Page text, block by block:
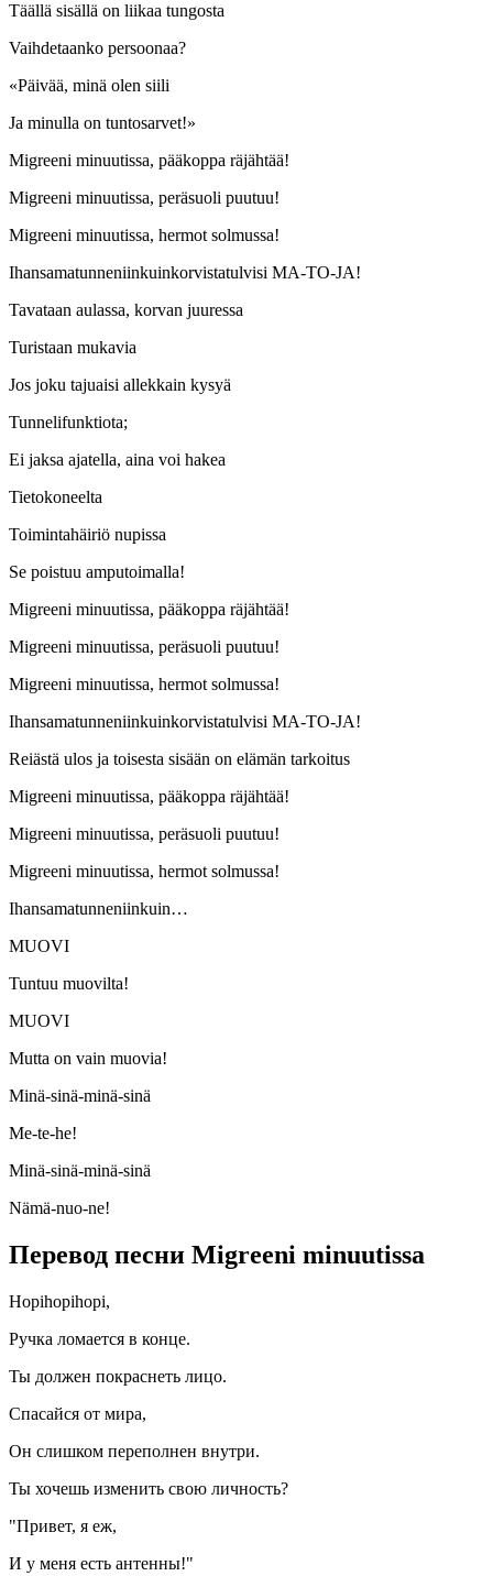
Täällä sisällä on liikaa tungosta
Vaihdetaanko persoonaa?
«Päivää, minä olen siili
Ja minulla on tuntosarvet!»
Migreeni minuutissa, pääkoppa räjähtää!
Migreeni minuutissa, peräsuoli puutuu!
Migreeni minuutissa, hermot solmussa!
Ihansamatunneniinkuinkorvistatulvisi MA-TO-JA!
Tavataan aulassa, korvan juuressa
Turistaan mukavia
Jos joku tajuaisi allekkain kysyä
Tunnelifunktiota;
Ei jaksa ajatella, aina voi hakea
Tietokoneelta
Toimintahäiriö nupissa
Se poistuu amputoimalla!
Migreeni minuutissa, pääkoppa räjähtää!
Migreeni minuutissa, peräsuoli puutuu!
Migreeni minuutissa, hermot solmussa!
Ihansamatunneniinkuinkorvistatulvisi MA-TO-JA!
Reiästä ulos ja toisesta sisään on elämän tarkoitus
Migreeni minuutissa, pääkoppa räjähtää!
Migreeni minuutissa, peräsuoli puutuu!
Migreeni minuutissa, hermot solmussa!
Ihansamatunneniinkuin…
MUOVI
Tuntuu muovilta!
MUOVI
Mutta on vain muovia!
Minä-sinä-minä-sinä
Me-te-he!
Minä-sinä-minä-sinä
Nämä-nuo-ne!
Перевод песни Migreeni minuutissa
Hopihopihopi,
Ручка ломается в конце.
Ты должен покраснеть лицо.
Спасайся от мира,
Он слишком переполнен внутри.
Ты хочешь изменить свою личность?
"Привет, я еж,
И у меня есть антенны!"